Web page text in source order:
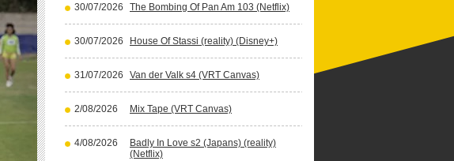
30/07/2026 The Bombing Of Pan Am 103 (Netflix)
30/07/2026 House Of Stassi (reality) (Disney+)
31/07/2026 Van der Valk s4 (VRT Canvas)
2/08/2026 Mix Tape (VRT Canvas)
4/08/2026
Badly In Love s2 (Japans) (reality)
(Netflix)